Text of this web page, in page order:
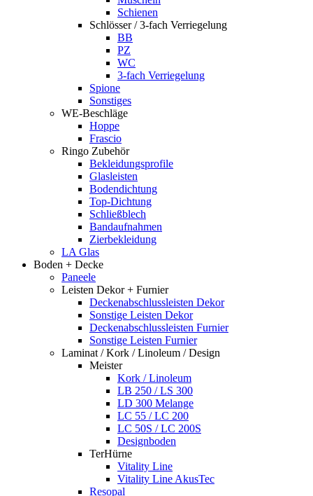
Schienen
Schlösser / 3-fach Verriegelung
BB
PZ
WC
3-fach Verriegelung
Spione
Sonstiges
WE-Beschläge
Hoppe
Frascio
Ringo Zubehör
Bekleidungsprofile
Glasleisten
Bodendichtung
Top-Dichtung
Schließblech
Bandaufnahmen
Zierbekleidung
LA Glas
Boden + Decke
Paneele
Leisten Dekor + Furnier
Deckenabschlussleisten Dekor
Sonstige Leisten Dekor
Deckenabschlussleisten Furnier
Sonstige Leisten Furnier
Laminat / Kork / Linoleum / Design
Meister
Kork / Linoleum
LB 250 / LS 300
LD 300 Melange
LC 55 / LC 200
LC 50S / LC 200S
Designboden
TerHürne
Vitality Line
Vitality Line AkusTec
Resopal